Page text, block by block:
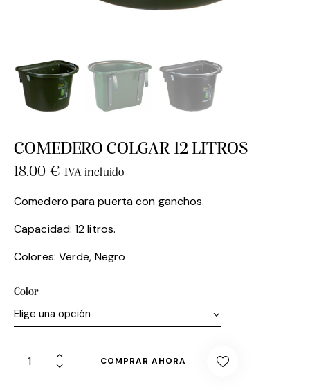
COMEDERO COLGAR 12 LITROS
18,00 € IVA incluido
Comedero para puerta con ganchos.
Capacidad: 12 litros.
Colores: Verde, Negro
Color
COMPRAR AHORA